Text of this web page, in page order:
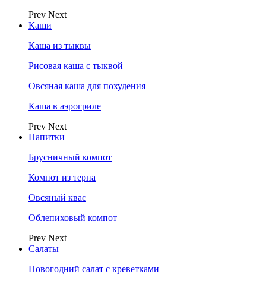
Prev Next
Каши
Каша из тыквы
Рисовая каша с тыквой
Овсяная каша для похудения
Каша в аэрогриле
Prev Next
Напитки
Брусничный компот
Компот из терна
Овсяный квас
Облепиховый компот
Prev Next
Салаты
Новогодний салат с креветками